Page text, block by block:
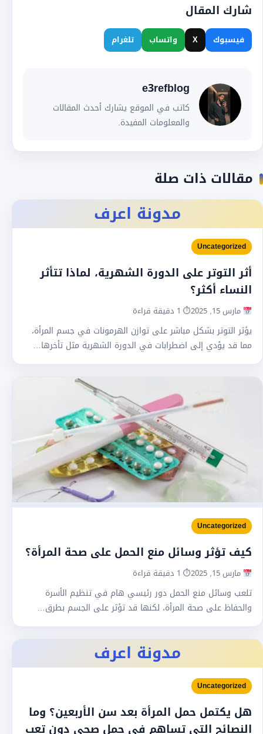
شارك المقال
فيسبوك X واتساب تلغرام
e3refblog
كاتب في الموقع يشارك أحدث المقالات
والمعلومات المفيدة.
مقالات ذات صلة
مدونة اعرف
Uncategorized
أثر التوتر على الدورة الشهرية، لماذا تتأثر
النساء أكثر؟
مارس 15, 2025 ⏱ 1 دقيقة قراءة
يؤثر التوتر بشكل مباشر على توازن الهرمونات في جسم المرأة،
مما قد يؤدي إلى اضطرابات في الدورة الشهرية مثل تأخرها…
Uncategorized
كيف تؤثر وسائل منع الحمل على صحة المرأة؟
مارس 15, 2025 ⏱ 1 دقيقة قراءة
تلعب وسائل منع الحمل دور رئيسي هام في تنظيم الأسرة
والحفاظ على صحة المرأة، لكنها قد تؤثر على الجسم بطرق…
مدونة اعرف
Uncategorized
هل يكتمل حمل المرأة بعد سن الأربعين؟ وما
النصائح التي تساهم في حمل صحي دون تعب